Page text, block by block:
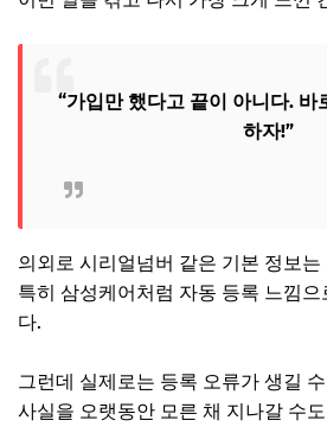
“가입만 했다고 끝이 아니다. 바
하자!”
의외로 시리얼넘버 같은 기본 정보
특히 삼성케어처럼 자동 등록 느낌
다.
그런데 실제로는 등록 오류가 생길
사실을 오랫동안 모른 채 지나갈 수